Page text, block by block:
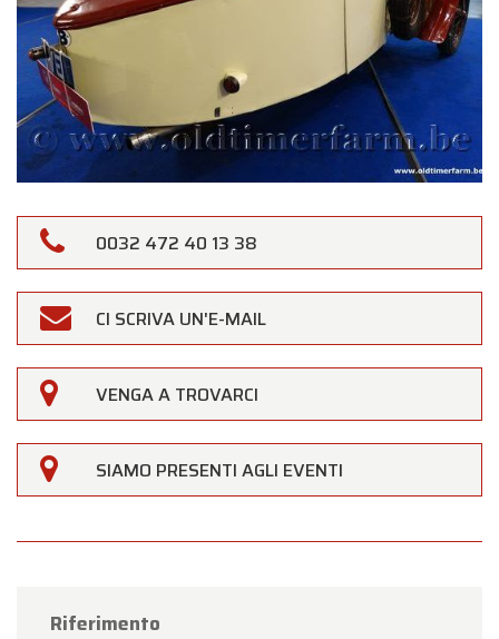
0032 472 40 13 38
CI SCRIVA UN'E-MAIL
VENGA A TROVARCI
SIAMO PRESENTI AGLI EVENTI
Riferimento